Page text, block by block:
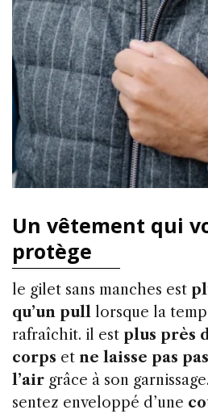
Un vêtement qui
protège
le gilet sans manches est
qu’un pull lorsque la
rafraîchit. il est plus près
corps et ne laisse pas
l’air grâce à son
sentez enveloppé d’une